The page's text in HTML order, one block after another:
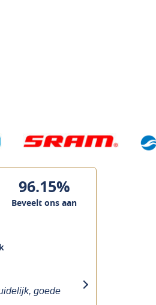
96.15%
Beveelt ons aan
goede
next